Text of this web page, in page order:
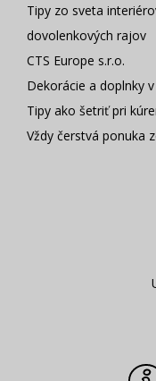
Tipy zo sveta
dovolenkových rajov
CTS Europe s.r.o.
Dekorácie a doplnky
Tipy ako šetriť pri
Vždy čerstvá ponuka